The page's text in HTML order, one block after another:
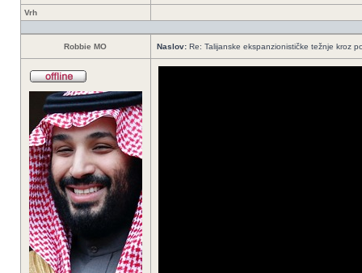
Vrh
Robbie MO Naslov: Re: Talijanske ekspanzionističke težnje kroz